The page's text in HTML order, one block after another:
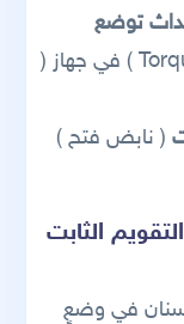
توضع
للأسنان و من أجل تطبيق ( Torque ) في جهاز (
( نابض فتح )
الثابت
في وضعٍ